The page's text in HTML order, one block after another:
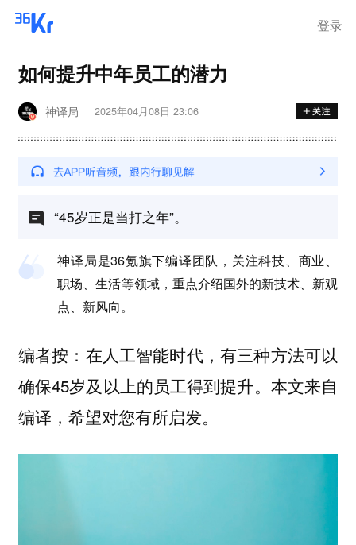
登录
如何提升中年员工的潜力
神译局 2025年04月08日 23:06
“45岁正是当打之年”。
神译局是36氪旗下编译团队，关注科技、商业、
职场、生活等领域，重点介绍国外的新技术、新观
点、新风向。
编者按：在人工智能时代，有三种方法可以
确保45岁及以上的员工得到提升。本文来自
编译，希望对您有所启发。